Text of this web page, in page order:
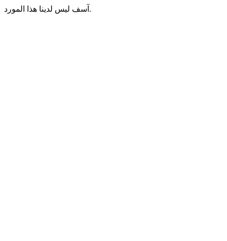
آسف ليس لدينا هذا المورد.